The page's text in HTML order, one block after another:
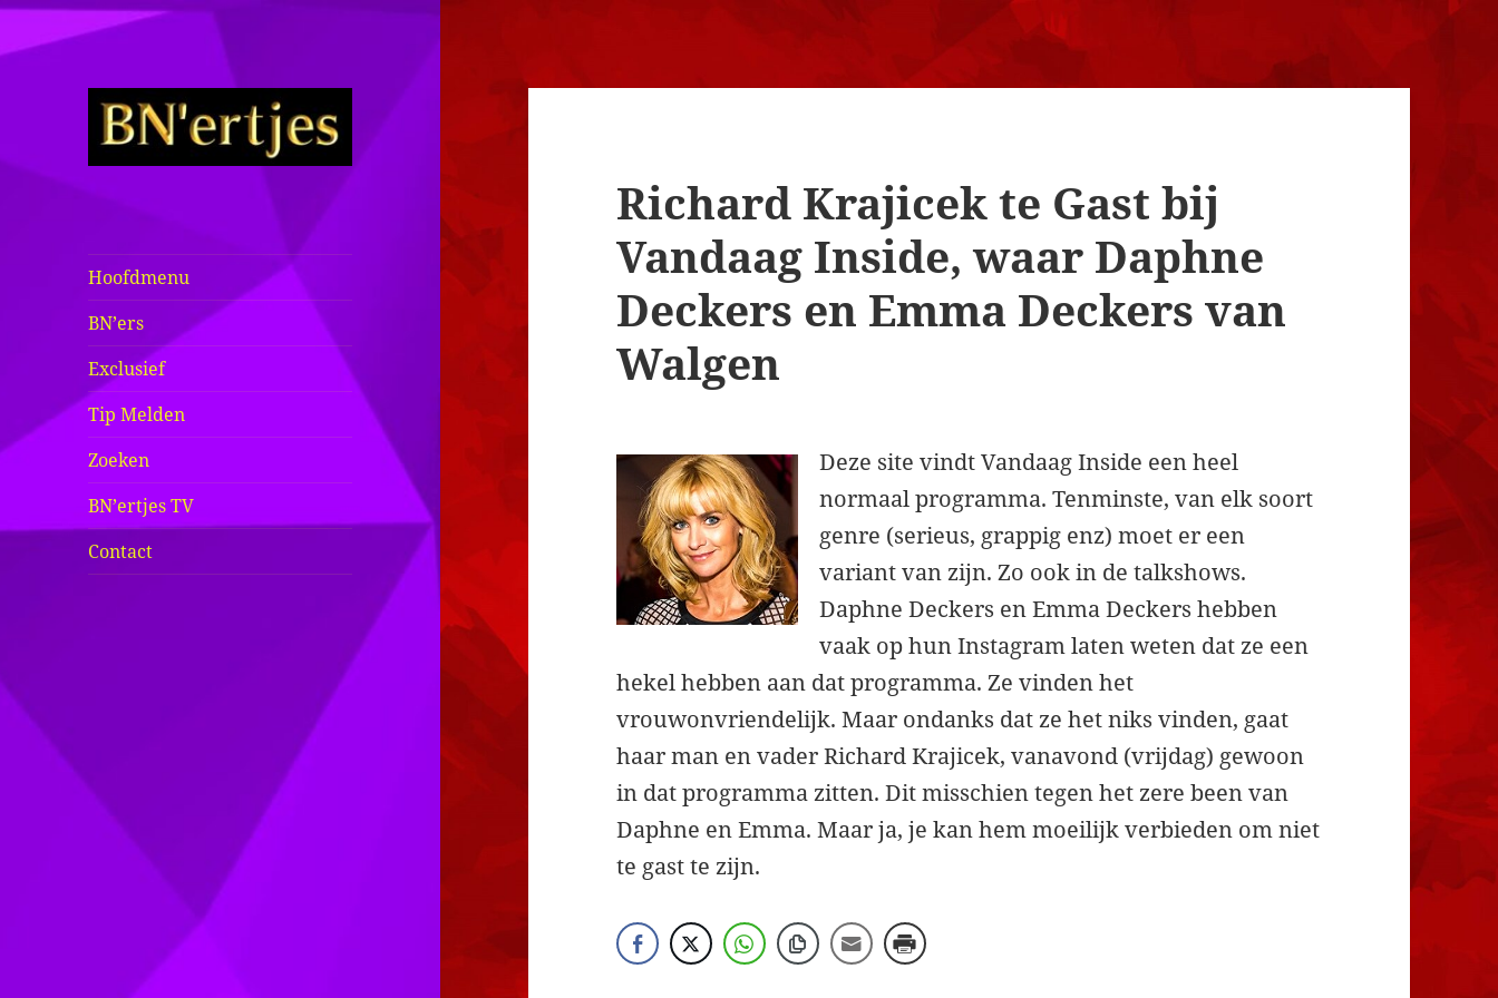
Sexy BN'ers /
Nederlanders
Half Naakt /
Bloot
Hoofdmenu
BN’ers
Exclusief
Tip Melden
Zoeken
BN’ertjes TV
Contact
Richard Krajicek te Gast bij
Vandaag Inside, waar Daphne
Deckers en Emma Deckers van
Walgen
Deze site vindt Vandaag Inside een heel
normaal programma. Tenminste, van elk soort
genre (serieus, grappig enz) moet er een
variant van zijn. Zo ook in de talkshows.
Daphne Deckers en Emma Deckers hebben
vaak op hun Instagram laten weten dat ze een
hekel hebben aan dat programma. Ze vinden het
vrouwonvriendelijk. Maar ondanks dat ze het niks vinden, gaat
haar man en vader Richard Krajicek, vanavond (vrijdag) gewoon
in dat programma zitten. Dit misschien tegen het zere been van
Daphne en Emma. Maar ja, je kan hem moeilijk verbieden om niet
te gast te zijn.